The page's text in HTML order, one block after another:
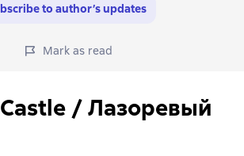
to author’s updates
Mark as read
/ Лазоревый